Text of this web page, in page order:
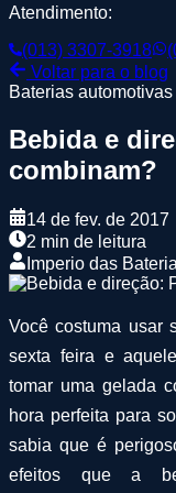
Atendimento:
(013) 3307-3918
Voltar para o blog
Baterias automotivas
Bebida e
combinam?
14 de fev. de 2017
2 min de leitura
Imperio das
Você costuma usar
sexta feira e
tomar uma gelada
hora perfeita para
sabia que é
efeitos que a